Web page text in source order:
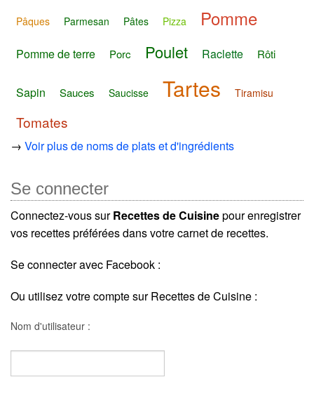
Pâques Parmesan Pâtes Pizza Pomme
Pomme de terre Porc Poulet Raclette Rôti
Sapin Sauces Saucisse Tartes Tiramisu
Tomates
→ Voir plus de noms de plats et d'ingrédients
Se connecter
Connectez-vous surRecettes de Cuisinepour enregistrer
vos recettes préférées dans votre carnet de recettes.
Se connecter avec Facebook :
Ou utilisez votre compte sur Recettes de Cuisine :
Nom d'utilisateur :